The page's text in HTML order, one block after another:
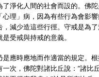
了淨化人間的社會而設的。佛
理」病，因為有些行為會影
，減少造這些行徑。守戒是為
受戒與持戒的意義。
是應時應地而作適當的規定。
次，佛陀對諸比丘說：“諸比